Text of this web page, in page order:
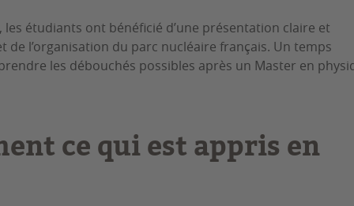
étudiants ont bénéficié d’une présentation claire et
de l’organisation du parc nucléaire français. Un temps
les débouchés possibles après un Master en
ce qui est appris en